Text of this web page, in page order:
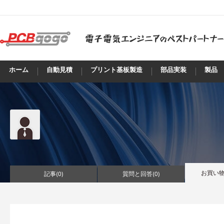
ホーム 自動見積 プリント基板製造 部品実装 製品
記事(0) 質問と回答(0) お買い